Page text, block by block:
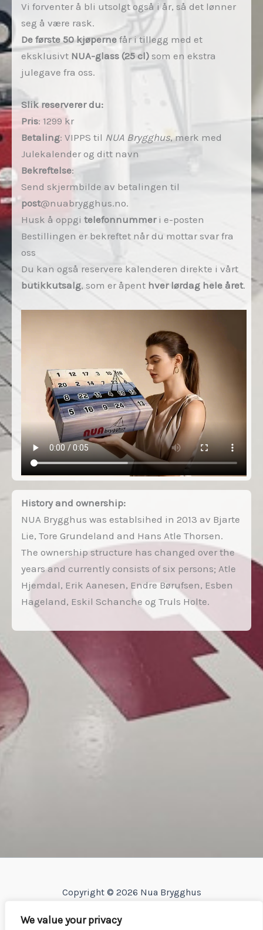
We value your privacy
Vi forventer å bli utsolgt også i år, så det lønner
seg å være rask.
De første 50 kjøperne får i tillegg med et
eksklusivt NUA-glass (25 cl) som en ekstra
julegave fra oss.
Slik reserverer du:
Pris: 1299 kr
Betaling: VIPPS til NUA Brygghus, merk med
Julekalender og ditt navn
Bekreftelse:
Send skjermbilde av betalingen til
post@nuabrygghus.no.
Husk å oppgi telefonnummeri e-posten
Bestillingen er bekreftet når du mottar svar fra
oss
Du kan også reservere kalenderen direkte i vårt
butikkutsalg, som er åpent hver lørdag hele året.
History and ownership:
NUA Brygghus was establsihed in 2013 av Bjarte
Lie, Tore Grundeland and Hans Atle Thorsen.
The ownership structure has changed over the
years and currently consists of six persons; Atle
Hjemdal, Erik Aanesen, Endre Børufsen, Esben
Hageland, Eskil Schanche og Truls Holte.
Copyright © 2026 Nua Brygghus